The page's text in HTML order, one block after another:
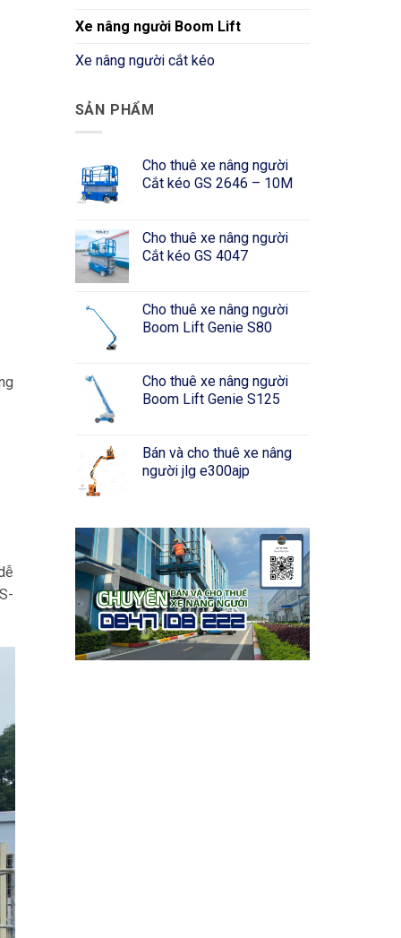
Xe nâng người Boom Lift
Xe nâng người cắt kéo
SẢN PHẨM
Cho thuê xe nâng người
Cắt kéo GS 2646 – 10M
Cho thuê xe nâng người
Cắt kéo GS 4047
Cho thuê xe nâng người
Boom Lift Genie S80
Cho thuê xe nâng người
Boom Lift Genie S125
Bán và cho thuê xe nâng
người jlg e300ajp